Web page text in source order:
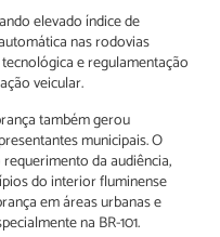
elevado índice de
nas rodovias
e regulamentação
veicular.
também gerou
municipais. O
da audiência,
do interior fluminense
em áreas urbanas e
na BR-101.